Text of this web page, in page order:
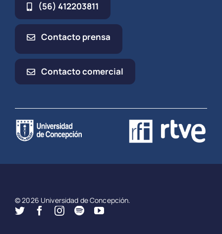
(56) 412203811
Contacto prensa
Contacto comercial
© 2026 Universidad de Concepción.